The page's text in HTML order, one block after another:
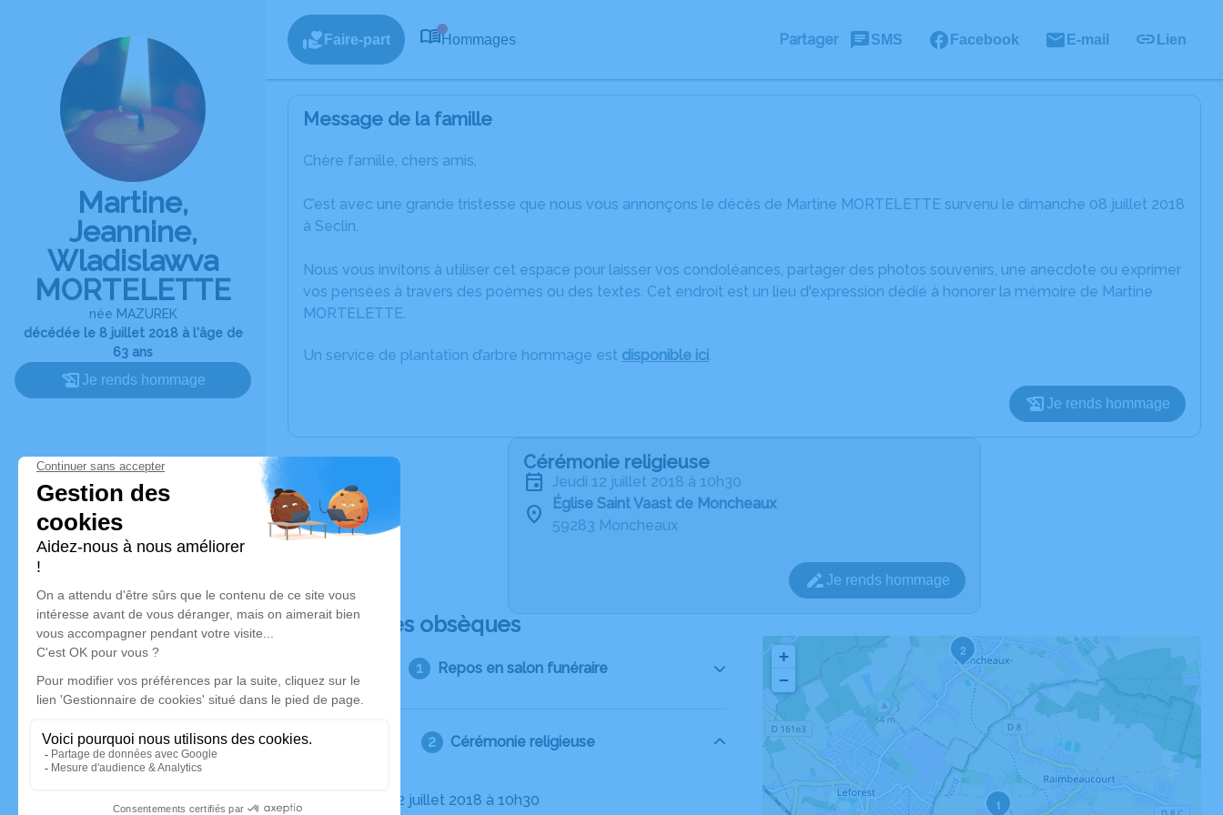
Martine,
Jeannine,
Wladislawva
MORTELETTE
née MAZUREK
décédée le 8 juillet 2018 à l'âge de
63 ans
Je rends hommage
Faire-part Hommages Partager SMS Facebook E-mail Lien
Message de la famille
Chère famille, chers amis,
C’est avec une grande tristesse que nous vous annonçons le décès de Martine MORTELETTE survenu le dimanche 08 juillet 2018
à Seclin.
Nous vous invitons à utiliser cet espace pour laisser vos condoléances, partager des photos souvenirs, une anecdote ou exprimer
vos pensées à travers des poèmes ou des textes. Cet endroit est un lieu d'expression dédié à honorer la mémoire de Martine
MORTELETTE.
Un service de plantation d’arbre hommage est disponible ici.
Je rends hommage
Cérémonie religieuse
jeudi 12 juillet 2018 à 10h30
Église Saint Vaast de Moncheaux
59283 Moncheaux
Je rends hommage
Déroulé des obsèques
Repos en salon funéraire
Cérémonie religieuse
Le jeudi 12 juillet 2018 à 10h30 1
2
+
−